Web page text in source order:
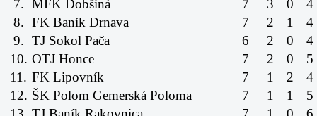
7. MFK Dobšiná 7 3 0
4
8. FK Baník Drnava 7 2 1
4
9. TJ Sokol Pača 6 2 0
4
10. OTJ Honce 7 2 0
5
11. FK Lipovník 7 1 2
4
12. ŠK Polom Gemerská Poloma 7 1 1
5